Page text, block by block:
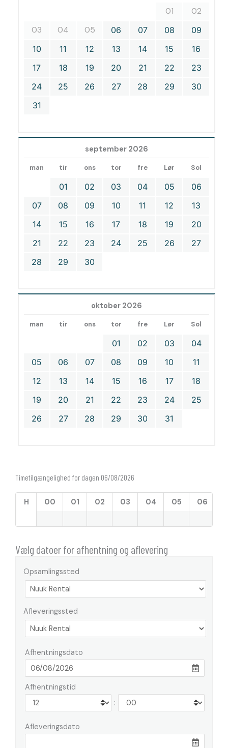
01
02
03
04 05 06 07 08
09
10
11 12 13 14 15
16
17
18 19 20 21 22
23
24
25 26 27 28 29
30
31
september 2026
man tir ons tor fre Lør Sol
01 02 03 04 05
06
07
08 09 10 11 12
13
14
15 16 17 18 19
20
21
22 23 24 25 26
27
28
29 30
oktober 2026
man tir ons tor fre Lør Sol
01 02 03
04
05
06 07 08 09 10
11
12
13 14 15 16 17
18
19
20 21 22 23 24
25
26
27 28 29 30 31
Timetilgængelighed for dagen 06/08/2026
H 00 01 02 03 04 05 06
Vælg datoer for afhentning og aflevering
Opsamlingssted
Afleveringssted
Afhentningsdato
Afhentningstid
:
Afleveringsdato